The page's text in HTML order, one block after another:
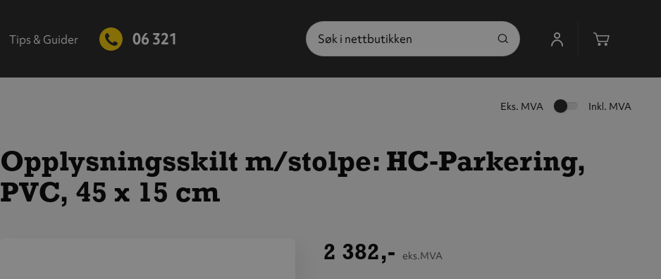
Tips & Guider 06 321
Søk
Eks. MVA Inkl. MVA
Opplysningsskilt m/stolpe: HC‑Parkering,
PVC, 45 x 15 cm
2 382,- eks.MVA